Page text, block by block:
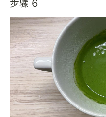
步骤 6